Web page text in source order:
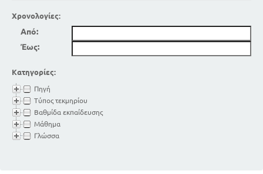
Χρονολογίες:
Από:
Έως:
Κατηγορίες:
Πηγή
Τύπος τεκμηρίου
Βαθμίδα εκπαίδευσης
Μάθημα
Γλώσσα